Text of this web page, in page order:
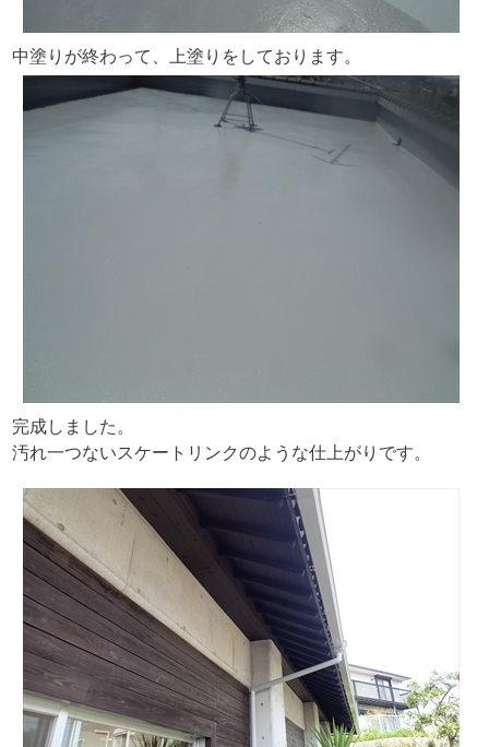
中塗りが終わって、上塗りをしております。
完成しました。
汚れ一つないスケートリンクのような仕上がりです。